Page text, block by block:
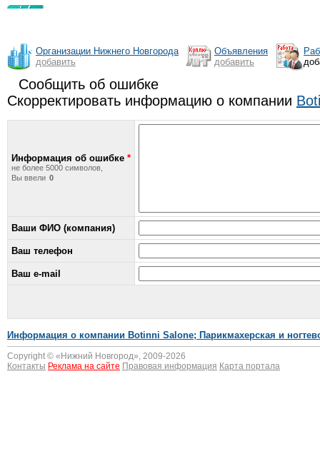
Организации Нижнего Новгорода
добавить
Объявления
добавить
Сообщить об ошибке
Скорректировать информацию о компании
Информация об ошибке *
не более 5000 символов,
Вы ввели
Ваши ФИО (компания)
Ваш телефон
Ваш e-mail
Информация о компании Botinni Salone; Парикмахерская и
Copyright © « Нижний Новгород», 2009-2026
Контакты Реклама на сайте Правовая информация Карта портала